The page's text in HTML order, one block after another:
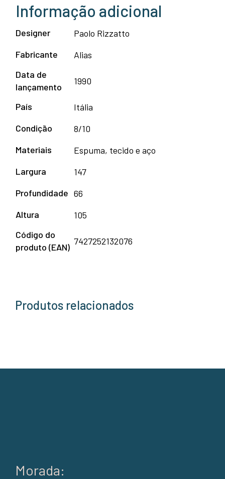
Informação adicional
Designer
Paolo Rizzatto
Fabricante
Alias
Data de
lançamento
1990
País
Itália
Condição
8/10
Materiais
Espuma, tecido e aço
Largura
147
Profundidade 66
Altura
105
Código do
produto (EAN)
7427252132076
Produtos relacionados
Morada: